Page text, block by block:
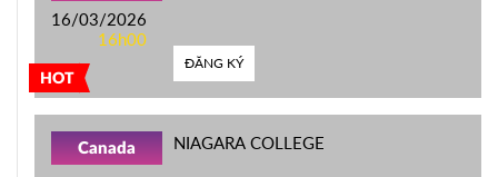
HOT
16/03/2026
16h00
ĐĂNG KÝ
Canada NIAGARA COLLEGE